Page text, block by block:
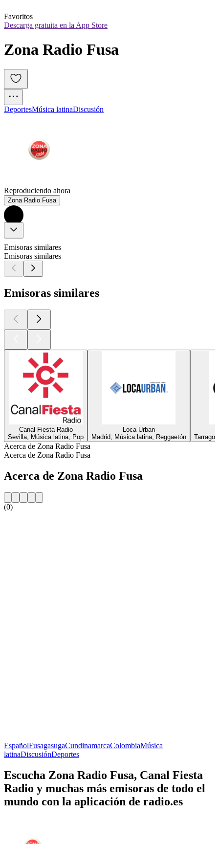
Favoritos
Descarga gratuita en la App Store
Zona Radio Fusa
DeportesMúsica latinaDiscusión
Reproduciendo ahora
Zona Radio Fusa
Emisoras similares
Emisoras similares
Emisoras similares
Canal Fiesta Radio
Sevilla, Música latina, Pop
Loca Urban
Madrid, Música latina, Reggaetón
Acerca de Zona Radio Fusa
Acerca de Zona Radio Fusa
Acerca de Zona Radio Fusa
(0)
EspañolFusagasugaCundinamarcaColombiaMúsica
latinaDiscusiónDeportes
Escucha Zona Radio Fusa, Canal Fiesta
Radio y muchas más emisoras de todo el
mundo con la aplicación de radio.es